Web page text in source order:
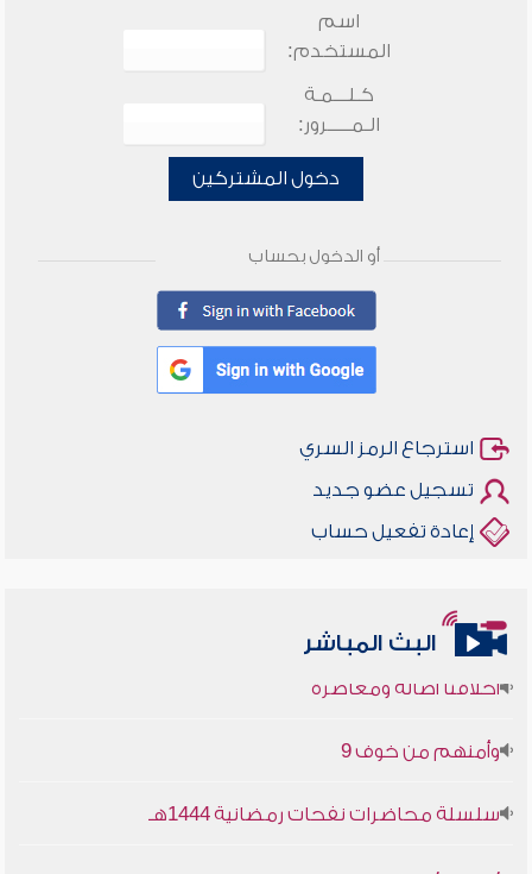
اسم
المستخدم:
كـلـــمـة
الـمـــــرور:
دخول المشتركين
أو الدخول بحساب
استرجاع الرمز السري
تسجيل عضو جديد
إعادة تفعيل حساب
البث المباشر
أخلاقنا أصالة ومعاصرة